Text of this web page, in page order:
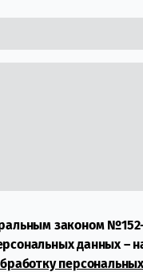
законом
данных –